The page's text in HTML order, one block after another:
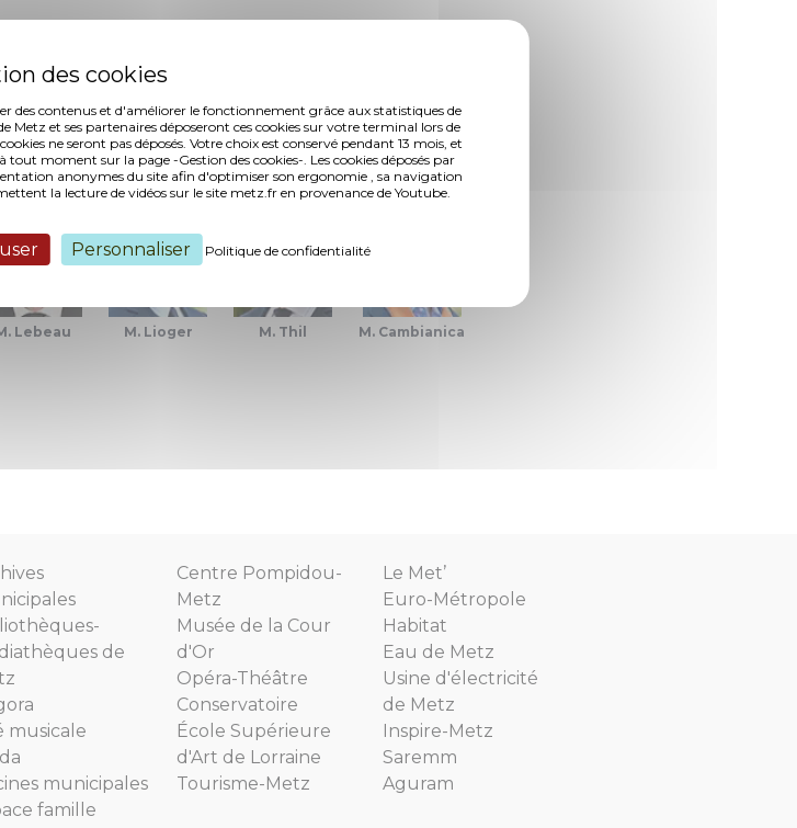
des contenus et d'améliorer le fonctionnement grâce aux statistiques de
Metz et ses partenaires déposeront ces cookies sur votre terminal lors de
ne seront pas déposés. Votre choix est conservé pendant 13 mois, et
moment sur la page -Gestion des cookies-. Les cookies déposés par
anonymes du site afin d'optimiser son ergonomie , sa navigation
la lecture de vidéos sur le site metz.fr en provenance de Youtube.
Personnaliser Politique de confidentialité
11/2019)
:
Lebeau M. Lioger M. Thil M. Cambianica
de
musicale
municipales
famille
Centre Pompidou-
Metz
Musée de la Cour
d'Or
Opéra-Théâtre
Conservatoire
École Supérieure
d'Art de Lorraine
Tourisme-Metz
Le Met’
Euro-Métropole
Habitat
Eau de Metz
Usine d'électricité
de Metz
Inspire-Metz
Saremm
Aguram